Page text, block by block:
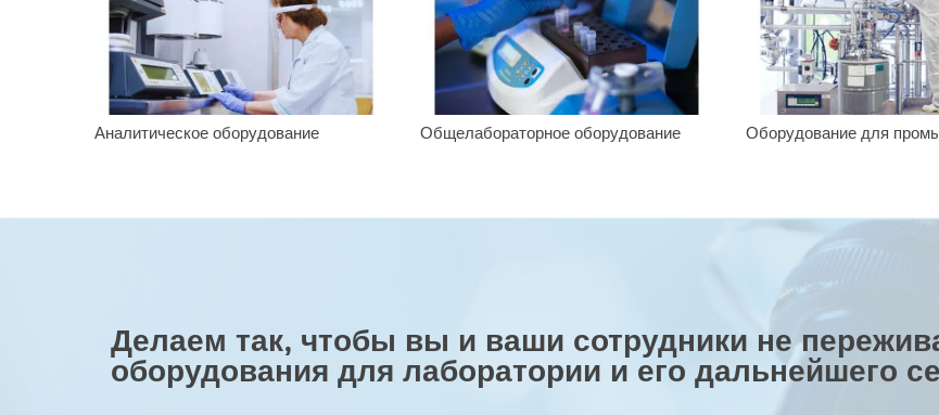
Аналитическое оборудование Общелабораторное оборудование Оборудование для
Делаем так, чтобы вы и ваши сотрудники не
оборудования для лаборатории и его дальнейшего